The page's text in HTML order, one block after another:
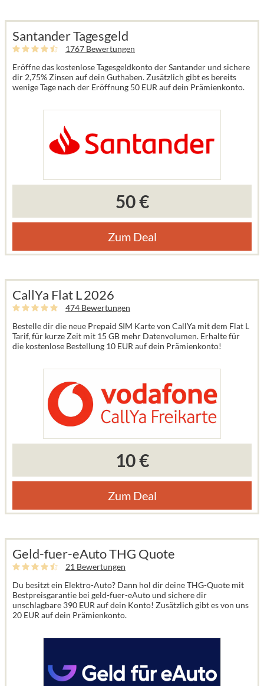
Santander Tagesgeld
1767 Bewertungen
Eröffne das kostenlose Tagesgeldkonto der Santander und sichere
dir 2,75% Zinsen auf dein Guthaben. Zusätzlich gibt es bereits
wenige Tage nach der Eröffnung 50 EUR auf dein Prämienkonto.
50 €
Zum Deal
CallYa Flat L 2026
474 Bewertungen
Bestelle dir die neue Prepaid SIM Karte von CallYa mit dem Flat L
Tarif, für kurze Zeit mit 15 GB mehr Datenvolumen. Erhalte für
die kostenlose Bestellung 10 EUR auf dein Prämienkonto!
10 €
Zum Deal
Geld-fuer-eAuto THG Quote
21 Bewertungen
Du besitzt ein Elektro-Auto? Dann hol dir deine THG-Quote mit
Bestpreisgarantie bei geld-fuer-eAuto und sichere dir
unschlagbare 390 EUR auf dein Konto! Zusätzlich gibt es von uns
20 EUR auf dein Prämienkonto.